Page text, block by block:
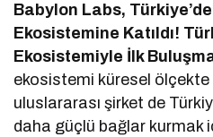
Babylon Labs,
Ekosistemine Katıldı!
Ekosistemiyle İlk
ekosistemi küresel ölçekte
uluslararası şirket de
daha güçlü bağlar kurmak